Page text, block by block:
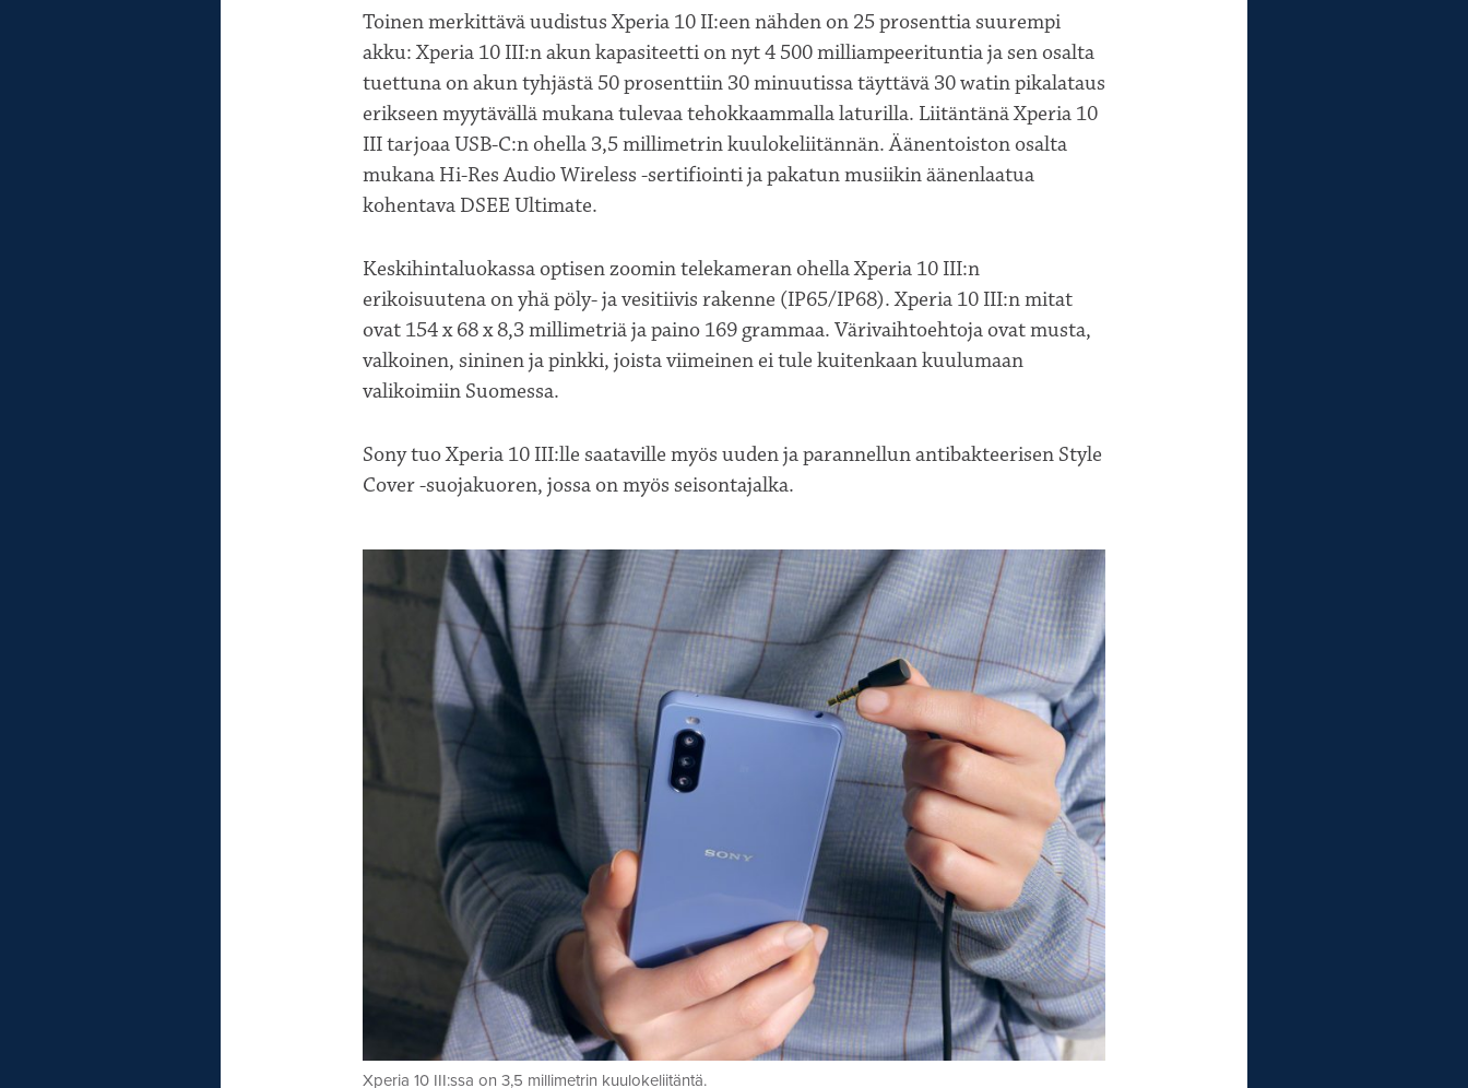
Toinen merkittävä uudistus Xperia 10 II:een nähden on 25 prosenttia suurempi
akku: Xperia 10 III:n akun kapasiteetti on nyt 4 500 milliampeerituntia ja sen osalta
tuettuna on akun tyhjästä 50 prosenttiin 30 minuutissa täyttävä 30 watin pikalataus
erikseen myytävällä mukana tulevaa tehokkaammalla laturilla. Liitäntänä Xperia 10
III tarjoaa USB-C:n ohella 3,5 millimetrin kuulokeliitännän. Äänentoiston osalta
mukana Hi-Res Audio Wireless -sertifiointi ja pakatun musiikin äänenlaatua
kohentava DSEE Ultimate.
Keskihintaluokassa optisen zoomin telekameran ohella Xperia 10 III:n
erikoisuutena on yhä pöly- ja vesitiivis rakenne (IP65/IP68). Xperia 10 III:n mitat
ovat 154 x 68 x 8,3 millimetriä ja paino 169 grammaa. Värivaihtoehtoja ovat musta,
valkoinen, sininen ja pinkki, joista viimeinen ei tule kuitenkaan kuulumaan
valikoimiin Suomessa.
Sony tuo Xperia 10 III:lle saataville myös uuden ja parannellun antibakteerisen Style
Cover -suojakuoren, jossa on myös seisontajalka.
Xperia 10 III:ssa on 3,5 millimetrin kuulokeliitäntä.